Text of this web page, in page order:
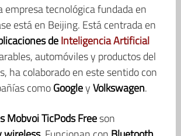
empresa tecnológica fundada en
está en Beijing. Está centrada en
deInteligencia Artificial
automóviles y productos del
ha colaborado en este sentido con
comoGoogleyVolkswagen.
Mobvoi TicPods Freeson